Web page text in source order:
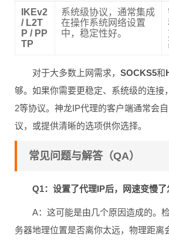
IKEv2
/ L2T
P / PP
TP
系统级协议，通常集成
在操作系统网络设置
中，稳定性好。
对于大多数上网需求， SOCKS5和
够。如果你需要更稳定、系统级的连接
2等协议。神龙IP代理的客户端通常会
议，或提供清晰的选项供你选择。
常见问题与解答（QA）
Q1：设置了代理IP后，网速变慢了
A：这可能是由几个原因造成的。
务器地理位置是否离你太远，物理距离